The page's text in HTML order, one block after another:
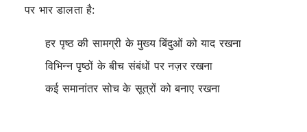
पर भार डालता है:
हर पृष्ठ की सामग्री के मुख्य बिंदुओं को याद रखना
विभिन्न पृष्ठों के बीच संबंधों पर नज़र रखना
कई समानांतर सोच के सूत्रों को बनाए रखना